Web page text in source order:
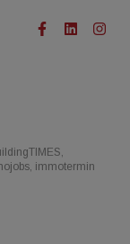
immotermin